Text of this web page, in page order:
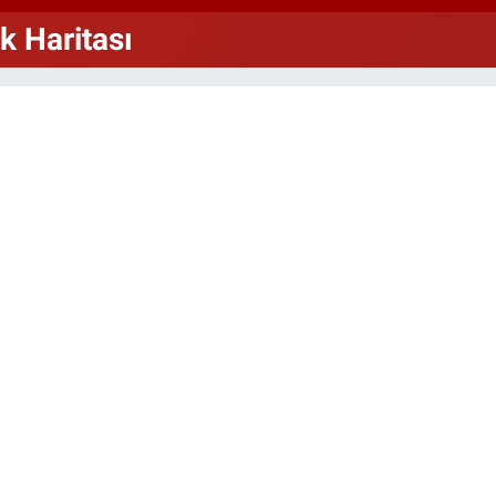
Haritası